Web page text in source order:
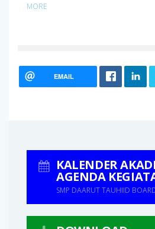
MORE
EMAIL
KALENDER
AGENDA
SMP DAARUT TAUHIID